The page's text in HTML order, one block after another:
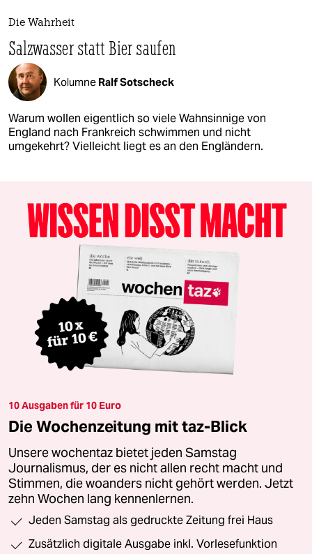
Die Wahrheit
Salzwasser statt Bier saufen
Kolumne Ralf Sotscheck
Warum wollen eigentlich so viele Wahnsinnige von
England nach Frankreich schwimmen und nicht
umgekehrt? Vielleicht liegt es an den Engländern.
10 Ausgaben für 10 Euro
Die Wochenzeitung mit taz-Blick
Unsere wochentaz bietet jeden Samstag
Journalismus, der es nicht allen recht macht und
Stimmen, die woanders nicht gehört werden. Jetzt
zehn Wochen lang kennenlernen.
Jeden Samstag als gedruckte Zeitung frei Haus
Zusätzlich digitale Ausgabe inkl. Vorlesefunktion